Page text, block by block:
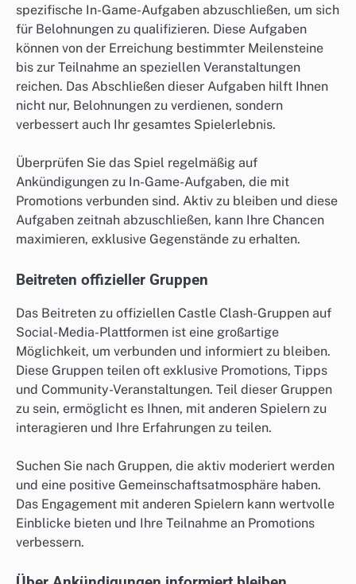
spezifische In-Game-Aufgaben abzuschließen, um sich
für Belohnungen zu qualifizieren. Diese Aufgaben
können von der Erreichung bestimmter Meilensteine
bis zur Teilnahme an speziellen Veranstaltungen
reichen. Das Abschließen dieser Aufgaben hilft Ihnen
nicht nur, Belohnungen zu verdienen, sondern
verbessert auch Ihr gesamtes Spielerlebnis.
Überprüfen Sie das Spiel regelmäßig auf
Ankündigungen zu In-Game-Aufgaben, die mit
Promotions verbunden sind. Aktiv zu bleiben und diese
Aufgaben zeitnah abzuschließen, kann Ihre Chancen
maximieren, exklusive Gegenstände zu erhalten.
Beitreten offizieller Gruppen
Das Beitreten zu offiziellen Castle Clash-Gruppen auf
Social-Media-Plattformen ist eine großartige
Möglichkeit, um verbunden und informiert zu bleiben.
Diese Gruppen teilen oft exklusive Promotions, Tipps
und Community-Veranstaltungen. Teil dieser Gruppen
zu sein, ermöglicht es Ihnen, mit anderen Spielern zu
interagieren und Ihre Erfahrungen zu teilen.
Suchen Sie nach Gruppen, die aktiv moderiert werden
und eine positive Gemeinschaftsatmosphäre haben.
Das Engagement mit anderen Spielern kann wertvolle
Einblicke bieten und Ihre Teilnahme an Promotions
verbessern.